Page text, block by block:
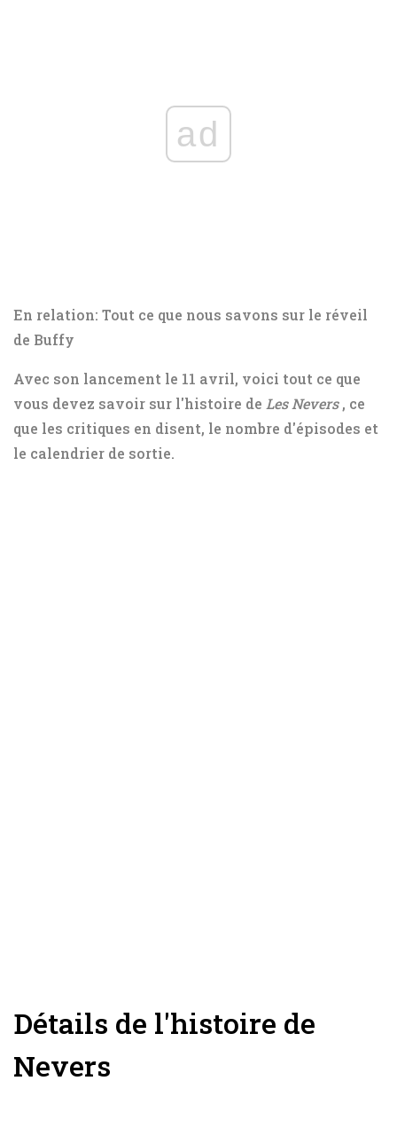
ad
En relation: Tout ce que nous savons sur le réveil
de Buffy
Avec son lancement le 11 avril, voici tout ce que
vous devez savoir sur l'histoire de Les Nevers, ce
que les critiques en disent, le nombre d'épisodes et
le calendrier de sortie.
Détails de l'histoire de
Nevers